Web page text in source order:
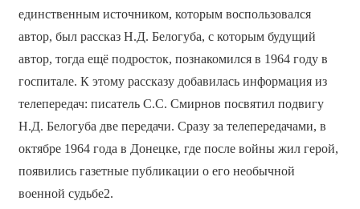
единственным источником, которым воспользовался
автор, был рассказ Н.Д. Белогуба, с которым будущий
автор, тогда ещё подросток, познакомился в 1964 году в
госпитале. К этому рассказу добавилась информация из
телепередач: писатель С.С. Смирнов посвятил подвигу
Н.Д. Белогуба две передачи. Сразу за телепередачами, в
октябре 1964 года в Донецке, где после войны жил герой,
появились газетные публикации о его необычной
военной судьбе2.